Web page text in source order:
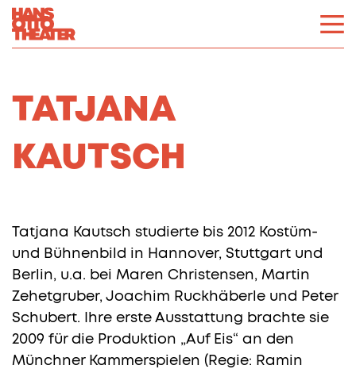
TATJANA
KAUTSCH
Tatjana Kautsch studierte bis 2012 Kostüm-
und Bühnenbild in Hannover, Stuttgart und
Berlin, u.a. bei Maren Christensen, Martin
Zehetgruber, Joachim Ruckhäberle und Peter
Schubert. Ihre erste Ausstattung brachte sie
2009 für die Produktion „Auf Eis“ an den
Münchner Kammerspielen (Regie: Ramin